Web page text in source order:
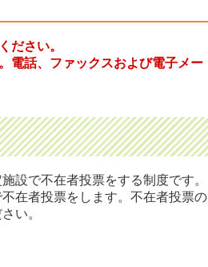
ださい。
電話、ファックスおよび電子メー
設で不在者投票をする制度です。
在者投票をします。不在者投票の
い。